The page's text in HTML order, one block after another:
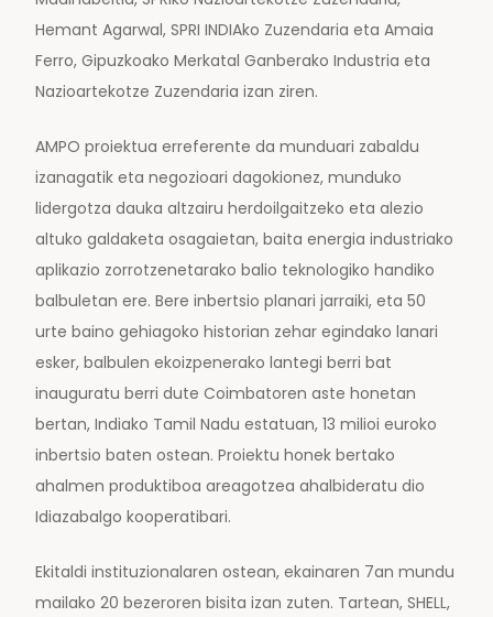
Hemant Agarwal, SPRI INDIAko Zuzendaria eta Amaia
Ferro, Gipuzkoako Merkatal Ganberako Industria eta
Nazioartekotze Zuzendaria izan ziren.
AMPO proiektua erreferente da munduari zabaldu
izanagatik eta negozioari dagokionez, munduko
lidergotza dauka altzairu herdoilgaitzeko eta alezio
altuko galdaketa osagaietan, baita energia industriako
aplikazio zorrotzenetarako balio teknologiko handiko
balbuletan ere. Bere inbertsio planari jarraiki, eta 50
urte baino gehiagoko historian zehar egindako lanari
esker, balbulen ekoizpenerako lantegi berri bat
inauguratu berri dute Coimbatoren aste honetan
bertan, Indiako Tamil Nadu estatuan, 13 milioi euroko
inbertsio baten ostean. Proiektu honek bertako
ahalmen produktiboa areagotzea ahalbideratu dio
Idiazabalgo kooperatibari.
Ekitaldi instituzionalaren ostean, ekainaren 7an mundu
mailako 20 bezeroren bisita izan zuten. Tartean, SHELL,